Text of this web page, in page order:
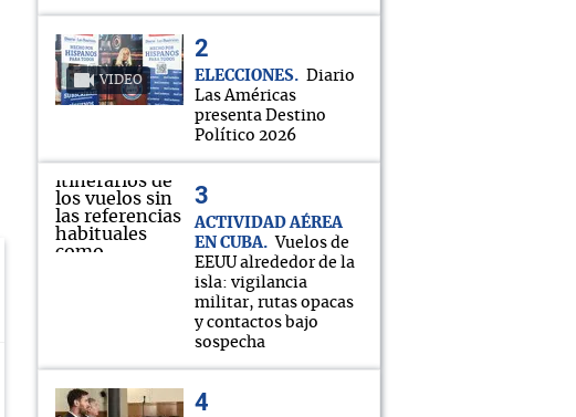
VIDEO ELECCIONES
Diario
Las Américas
presenta Destino
Político 2026
ACTIVIDAD AÉREA
EN CUBA
Vuelos de
EEUU alrededor de la
isla: vigilancia
militar, rutas opacas
y contactos bajo
sospecha